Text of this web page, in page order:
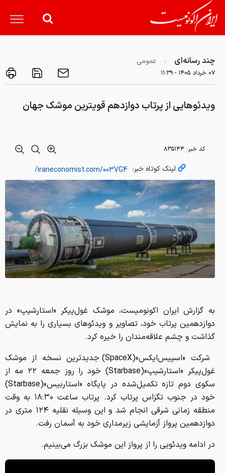
چند رسانه‌ای عمومی
۰۷ خرداد ۱۴۰۵ - ۱۱:۳۹
ویدئوهایی از پرتاب دوازدهم قویترین موشک جهان
کد خبر: ۸۳۵۱۴۴
لینک کوتاه خبر:
به گزارش ایران اکونومیست، موشک غول‌پیکر «استارشیپ» در
دوازدهمین پرتاب خود، تصاویر و ویدئوهای بسیاری را به نمایش
گذاشت و چشم علاقه‌مندان را خیره کرد.
شرکت «اسپیس‌ایکس»(SpaceX) جدیدترین نسخه از موشک
غول‌پیکر «استارشیپ»(Starbase) خود را روز جمعه ۲۲ مه از
سکوی دوم تازه تکمیل‌شده در پایگاه «استاربیس»(Starbase)
خود در جنوب تگزاس پرتاب کرد. پرتاب ساعت ۱۸:۳۰ به وقت
منطقه زمانی شرقی انجام شد و این وسیله نقلیه ۱۲۴ متری در
دوازدهمین پرواز آزمایشی زیرمداری خود به آسمان رفت.
در ادامه ویدئویی را از پرواز این موشک بزرگ می‌بینیم.